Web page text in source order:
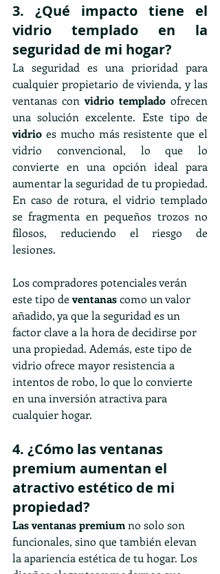
3. ¿Qué impacto tiene el
vidrio templado en la
seguridad de mi hogar?
La seguridad es una prioridad para
cualquier propietario de vivienda, y las
ventanas con vidrio templado ofrecen
vidrio es mucho más resistente que el
vidrio convencional, lo que lo
convierte en una opción ideal para
aumentar la seguridad de tu propiedad.
En caso de rotura, el vidrio templado
se fragmenta en pequeños trozos no
filosos, reduciendo el riesgo de
lesiones.
Los compradores potenciales verán
este tipo de ventanas como un valor
añadido, ya que la seguridad es un
factor clave a la hora de decidirse por
una propiedad. Además, este tipo de
vidrio ofrece mayor resistencia a
intentos de robo, lo que lo convierte
en una inversión atractiva para
cualquier hogar.
4. ¿Cómo las ventanas
premium aumentan el
atractivo estético de mi
propiedad?
Las ventanas premium no solo son
funcionales, sino que también elevan
la apariencia estética de tu hogar. Los